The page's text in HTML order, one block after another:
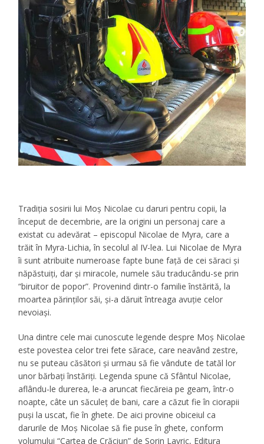
Tradiţia sosirii lui Moş Nicolae cu daruri pentru copii, la
început de decembrie, are la origini un personaj care a
existat cu adevărat – episcopul Nicolae de Myra, care a
trăit în Myra-Lichia, în secolul al IV-lea. Lui Nicolae de Myra
îi sunt atribuite numeroase fapte bune faţă de cei săraci şi
năpăstuiţi, dar şi miracole, numele său traducându-se prin
“biruitor de popor”. Provenind dintr-o familie înstărită, la
moartea părinţilor săi, şi-a dăruit întreaga avuţie celor
nevoiaşi.
Una dintre cele mai cunoscute legende despre Moş Nicolae
este povestea celor trei fete sărace, care neavând zestre,
nu se puteau căsători şi urmau să fie vândute de tatăl lor
unor bărbaţi înstăriţi. Legenda spune că Sfântul Nicolae,
aflându-le durerea, le-a aruncat fiecăreia pe geam, într-o
noapte, câte un săculeţ de bani, care a căzut fie în ciorapii
puşi la uscat, fie în ghete. De aici provine obiceiul ca
darurile de Moş Nicolae să fie puse în ghete, conform
volumului “Cartea de Crăciun” de Sorin Lavric, Editura